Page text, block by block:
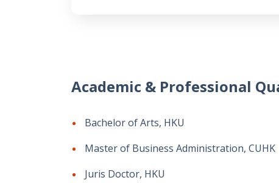
Academic & Professional
Bachelor of Arts, HKU
Master of Business Administration, CUHK
Juris Doctor, HKU